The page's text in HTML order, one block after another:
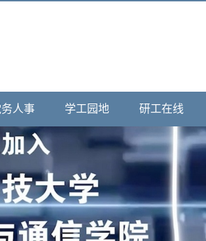
人事 学工园地 研工在线